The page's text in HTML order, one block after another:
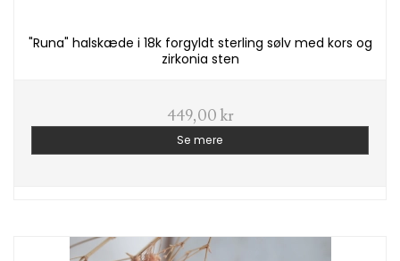
"Runa" halskæde i 18k forgyldt sterling sølv med kors og
zirkonia sten
449,00 kr
Se mere